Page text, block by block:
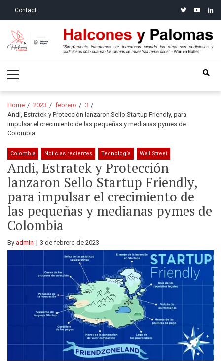
Contact twitteryoutube
Halcones y Palomas
Menu
Home 2023 febrero
3
Andi, Estratek y Protección lanzaron Sello Startup Friendly, para
impulsar el crecimiento de las pequeñas y medianas pymes de
Colombia
Colombia Noticias recientes Tecnología Wall Street
Andi, Estratek y Protección
lanzaron Sello Startup Friendly,
para impulsar el crecimiento de
las pequeñas y medianas pymes de
Colombia
By admin 3 de febrero de 2023